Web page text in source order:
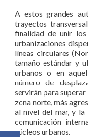
A estos grandes
trayectos
finalidad de unir los
urbanizaciones
líneas circulares
tamaño estándar y
urbanos o en
número de
servirán para
zona norte, más
al nivel del mar, y la
comunicación
núcleos urbanos.